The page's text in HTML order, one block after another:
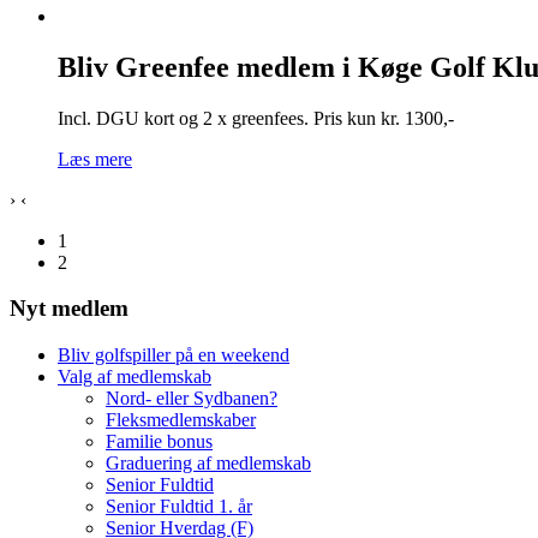
Bliv Greenfee medlem i Køge Golf
Incl. DGU kort og 2 x greenfees. Pris kun kr. 1300,-
Læs mere
› ‹
1
2
Nyt medlem
Bliv golfspiller på en weekend
Valg af medlemskab
Nord- eller Sydbanen?
Fleksmedlemskaber
Familie bonus
Graduering af medlemskab
Senior Fuldtid
Senior Fuldtid 1. år
Senior Hverdag (F)